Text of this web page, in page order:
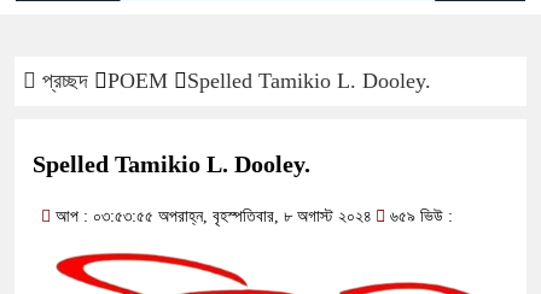
প্রচ্ছদ POEM Spelled Tamikio L. Dooley.
Spelled Tamikio L. Dooley.
আপ : ০৩:৫৩:৫৫ অপরাহ্ন, বৃহস্পতিবার, ৮ অগাস্ট ২০২৪ ৬৫৯ ভিউ :